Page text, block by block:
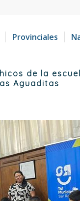
Provinciales
de la
Aguaditas